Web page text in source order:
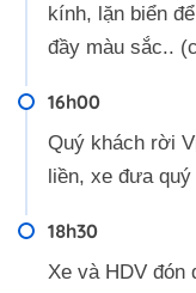
kính, lặn biển
đầy màu sắc..
16h00
Quý khách rời
liền, xe đưa
18h30
Xe và HDV đón